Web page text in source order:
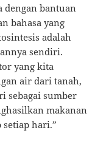
bantuan
bahasa yang
adalah
sendiri.
yang kita
air dari tanah,
sebagai sumber
makanan
hari.”